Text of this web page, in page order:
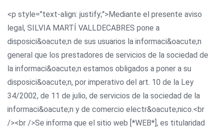
<p style="text-align: justify;">Mediante el presente aviso
legal, SILVIA MARTÍ VALLDECABRES pone a
disposici&oacute;n de sus usuarios la informaci&oacute;n
general que los prestadores de servicios de la sociedad de
la informaci&oacute;n estamos obligados a poner a su
disposici&oacute;n, por imperativo del art. 10 de la Ley
34/2002, de 11 de julio, de servicios de la sociedad de la
informaci&oacute;n y de comercio electr&oacute;nico.<br
/><br />Se informa que el sitio web [*WEB*], es titularidad